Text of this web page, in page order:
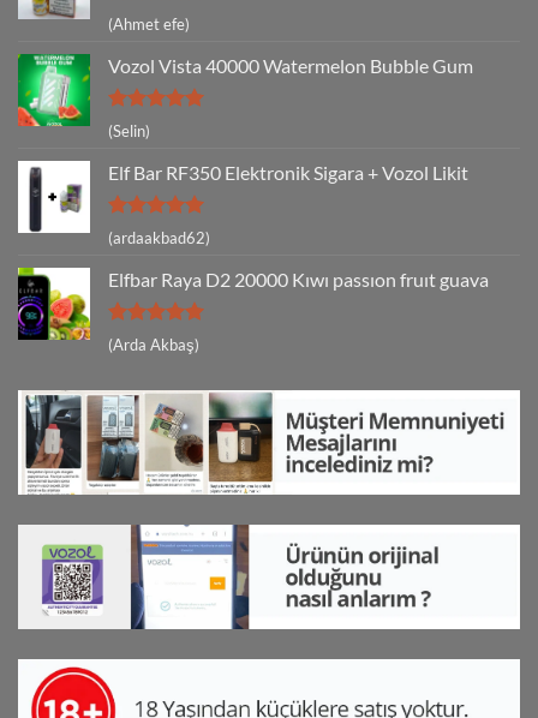
5 üzerinden
5
(Ahmet efe)
Vozol Vista 40000 Watermelon Bubble Gum
5 üzerinden
5
oy aldı
(Selin)
Elf Bar RF350 Elektronik Sigara + Vozol Likit
5 üzerinden
5
(ardaakbad62)
Elfbar Raya D2 20000 Kıwı passıon fruıt guava
5 üzerinden
5
(Arda Akbaş)